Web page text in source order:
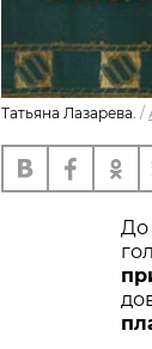
Татьяна Лазарева. /
До